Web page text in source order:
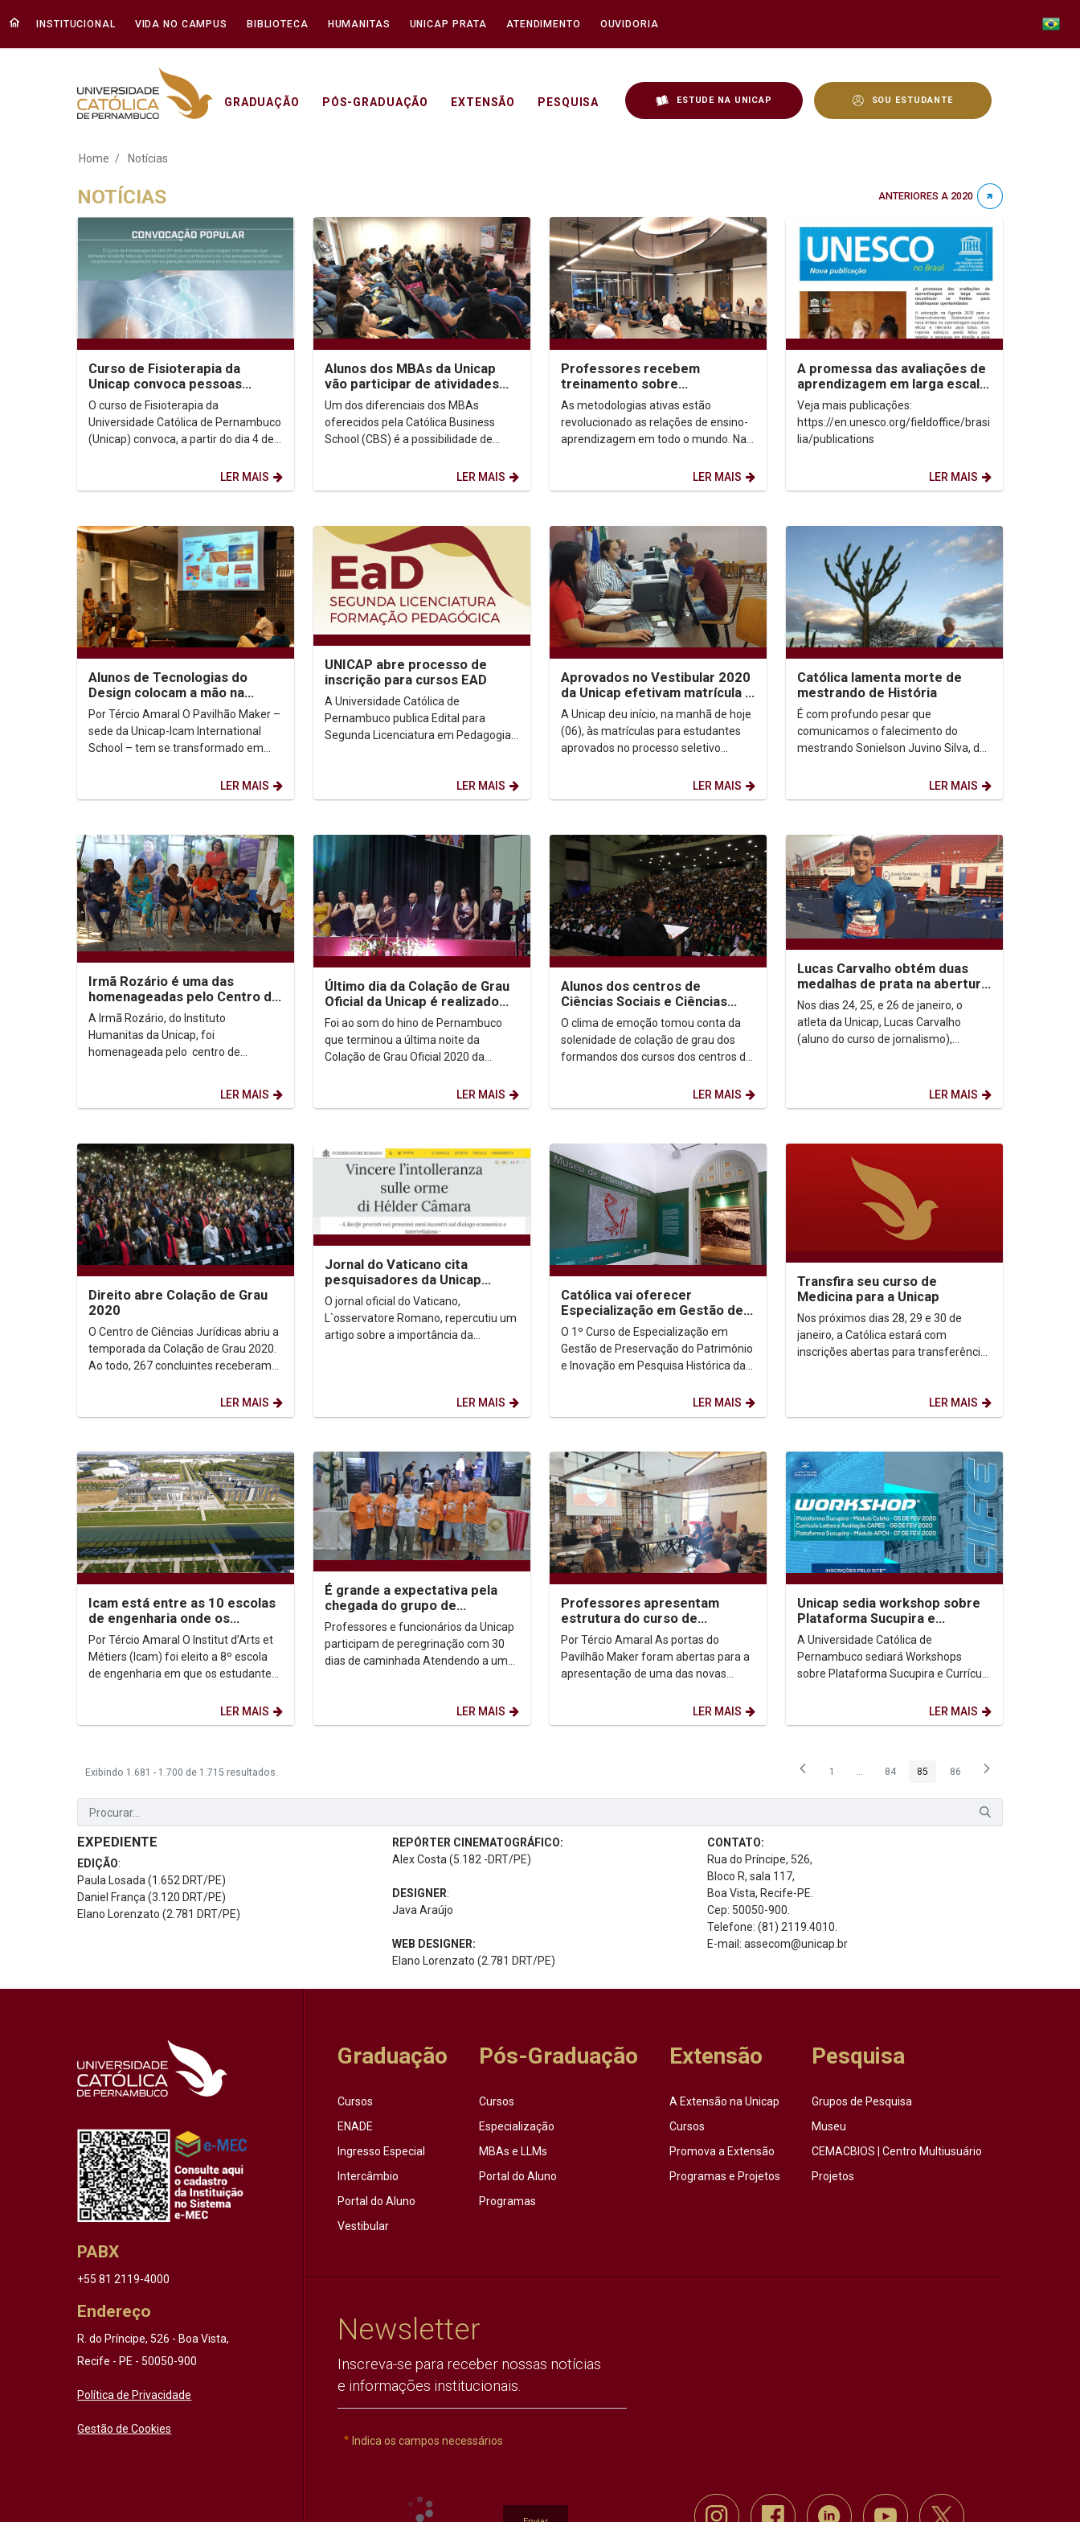
INSTITUCIONAL VIDA NO CAMPUS BIBLIOTECA HUMANITAS UNICAP PRATA ATENDIMENTO OUVIDORIA
GRADUAÇÃO PÓS-GRADUAÇÃO EXTENSÃO PESQUISA ESTUDE NA UNICAP SOU ESTUDANTE
Notícias - Unicap
Home Notícias
NOTÍCIAS ANTERIORES A 2020
Curso de Fisioterapia da
Unicap convoca pessoas
vítimas de AVC para participar
de pesquisa...
O curso de Fisioterapia da
Universidade Católica de Pernambuco
(Unicap) convoca, a partir do dia 4 de
LER MAIS
Alunos dos MBAs da Unicap
vão participar de atividades
em Portugal
Um dos diferenciais dos MBAs
oferecidos pela Católica Business
School (CBS) é a possibilidade de
LER MAIS
Professores recebem
treinamento sobre
metodologia Problem Based
Learning (PBL)
As metodologias ativas estão
revolucionado as relações de ensino-
aprendizagem em todo o mundo. Na
LER MAIS
A promessa das avaliações de
aprendizagem em larga escala:
reconhecer os limites para
desbloquear...
Veja mais publicações:
https://en.unesco.org/fieldoffice/brasi
lia/publications
LER MAIS
Alunos de Tecnologias do
Design colocam a mão na
massa e criam seus próprios
móveis
Por Tércio Amaral O Pavilhão Maker –
sede da Unicap-Icam International
School – tem se transformado em
LER MAIS
UNICAP abre processo de
inscrição para cursos EAD
A Universidade Católica de
Pernambuco publica Edital para
Segunda Licenciatura em Pedagogia
LER MAIS
Aprovados no Vestibular 2020
da Unicap efetivam matrícula e
vivem a expectativa pelo início
das aula
A Unicap deu início, na manhã de hoje
(06), às matrículas para estudantes
aprovados no processo seletivo
LER MAIS
Católica lamenta morte de
mestrando de História
É com profundo pesar que
comunicamos o falecimento do
mestrando Sonielson Juvino Silva, do
História - PPGH, ocorrido ontem...
LER MAIS
Irmã Rozário é uma das
homenageadas pelo Centro de
Referência Clarice Lispector
A Irmã Rozário, do Instituto
Humanitas da Unicap, foi
homenageada pelo centro de
LER MAIS
Último dia da Colação de Grau
Oficial da Unicap é realizado
com cursos do Centro de
Ciências...
Foi ao som do hino de Pernambuco
que terminou a última noite da
Colação de Grau Oficial 2020 da
Pernambuco. A solenidade
aconteceu...
LER MAIS
Alunos dos centros de
Ciências Sociais e Ciências
Biológicas e Saúde participam
da segunda noite...
O clima de emoção tomou conta da
solenidade de colação de grau dos
formandos dos cursos dos centros de
LER MAIS
Lucas Carvalho obtém duas
medalhas de prata na abertura
do circuito mundial paralímpico
Nos dias 24, 25, e 26 de janeiro, o
atleta da Unicap, Lucas Carvalho
(aluno do curso de jornalismo),
LER MAIS
Direito abre Colação de Grau
2020
O Centro de Ciências Jurídicas abriu a
temporada da Colação de Grau 2020.
Ao todo, 267 concluintes receberam
reconhecidos e assinados...LER MAIS
Jornal do Vaticano cita
pesquisadores da Unicap
como referências em diálogo
inter-religioso
O jornal oficial do Vaticano,
L`osservatore Romano, repercutiu um
artigo sobre a importância da
LER MAIS
Católica vai oferecer
Especialização em Gestão de
Preservação do Patrimônio
Histórico
O 1º Curso de Especialização em
Gestão de Preservação do Patrimônio
e Inovação em Pesquisa Histórica da
LER MAIS
Transfira seu curso de
Medicina para a Unicap
Nos próximos dias 28, 29 e 30 de
janeiro, a Católica estará com
inscrições abertas para transferência
LER MAIS
Icam está entre as 10 escolas
de engenharia onde os
estudantes são mais felizes
Por Tércio Amaral O Institut d’Arts et
Métiers (Icam) foi eleito a 8º escola
de engenharia em que os estudantes
LER MAIS
É grande a expectativa pela
chegada do grupo de
peregrinas e peregrinos da
Unicap
Professores e funcionários da Unicap
participam de peregrinação com 30
dias de caminhada Atendendo a uma
LER MAIS
Professores apresentam
estrutura do curso de
Engenharia da Complexidade
Por Tércio Amaral As portas do
Pavilhão Maker foram abertas para a
apresentação de uma das novas
LER MAIS
Unicap sedia workshop sobre
Plataforma Sucupira e
Currículo Lattes em fevereiro
A Universidade Católica de
Pernambuco sediará Workshops
sobre Plataforma Sucupira e Currículo
Clemilson Marques Batista,...LER MAIS
Exibindo 1.681 - 1.700 de 1.715 resultados. Página
1 ...Páginas intermediárias Usar ABA para navegar.
Página
84 Página
85 Página
86
EXPEDIENTE
EDIÇÃO:
Paula Losada (1.652 DRT/PE)
Daniel França (3.120 DRT/PE)
Elano Lorenzato (2.781 DRT/PE)
REPÓRTER CINEMATOGRÁFICO:
Alex Costa (5.182 -DRT/PE)
DESIGNER:
Java Araújo
WEB DESIGNER:
Elano Lorenzato (2.781 DRT/PE)
CONTATO:
Rua do Príncipe, 526,
Bloco R, sala 117,
Boa Vista, Recife-PE.
Cep: 50050-900.
Telefone: (81) 2119.4010.
E-mail: assecom@unicap.br
PABX
+55 81 2119-4000
Endereço
R. do Príncipe, 526 - Boa Vista,
Recife - PE - 50050-900
Política de Privacidade
Gestão de Cookies
Graduação
Cursos
ENADE
Ingresso Especial
Intercâmbio
Portal do Aluno
Vestibular
Pós-Graduação
Cursos
Especialização
MBAs e LLMs
Portal do Aluno
Programas
Extensão
A Extensão na Unicap
Cursos
Promova a Extensão
Programas e Projetos
Pesquisa
Grupos de Pesquisa
Museu
CEMACBIOS | Centro Multiusuário
Projetos
Newsletter
Inscreva-se para receber nossas notícias
e informações institucionais.
Indica os campos necessários